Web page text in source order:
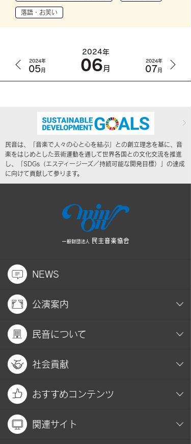
落語・お笑い
2024年
05月
2024年
06月
2024年
07月
民音は、「音楽で人々の心と心を結ぶ」との創立理念を基に、音
楽をはじめとした芸術運動を通して世界各国との文化交流を推進
し、「SDGs（エスディージーズ／持続可能な開発目標）」の達成
に向けて貢献して参ります。
NEWS
公演案内
民音について
社会貢献
おすすめコンテンツ
関連サイト